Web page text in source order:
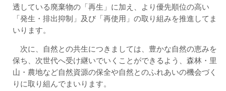
透している廃棄物の「再生」に加え、より優先順位の高い
「発生・排出抑制」及び「再使用」の取り組みを推進してま
いります。
次に、自然との共生につきましては、豊かな自然の恵みを
保ち、次世代へ受け継いでいくことができるよう、森林・里
山・農地など自然資源の保全や自然とのふれあいの機会づく
りに取り組んでまいります。